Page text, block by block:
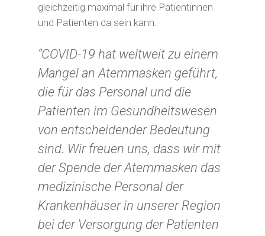
gleichzeitig maximal für ihre Patientinnen
und Patienten da sein kann.
“COVID-19 hat weltweit zu einem
Mangel an Atemmasken geführt,
die für das Personal und die
Patienten im Gesundheitswesen
von entscheidender Bedeutung
sind. Wir freuen uns, dass wir mit
der Spende der Atemmasken das
medizinische Personal der
Krankenhäuser in unserer Region
bei der Versorgung der Patienten